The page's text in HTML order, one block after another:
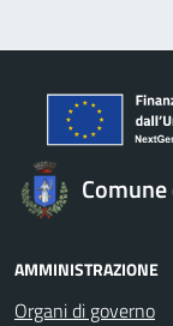
AMMINISTRAZIONE
Organi di governo